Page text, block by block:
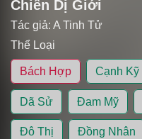
Chiến Dị Giới
Tác giả: A Tinh Tử
Thể Loại
Bách Hợp Cạnh Kỹ
Dã Sử Đam Mỹ
Đô Thị Đồng Nhân